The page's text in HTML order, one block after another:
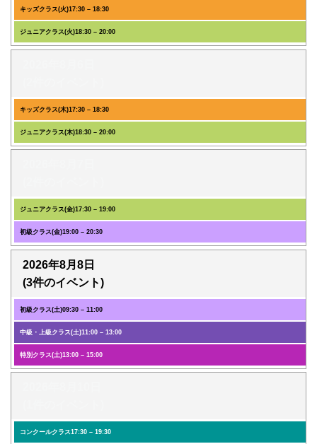
キッズクラス(火)17:30 – 18:30
ジュニアクラス(火)18:30 – 20:00
キッズクラス(木)17:30 – 18:30
ジュニアクラス(木)18:30 – 20:00
ジュニアクラス(金)17:30 – 19:00
初級クラス(金)19:00 – 20:30
2026年8月8日
(3件のイベント)
初級クラス(土)09:30 – 11:00
中級・上級クラス(土)11:00 – 13:00
特別クラス(土)13:00 – 15:00
コンクールクラス17:30 – 19:30